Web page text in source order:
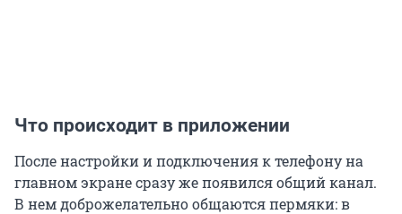
Что происходит в приложении
После настройки и подключения к телефону на
главном экране сразу же появился общий канал.
В нем доброжелательно общаются пермяки: в